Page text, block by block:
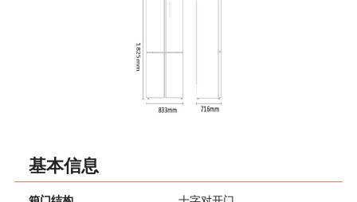
基本信息